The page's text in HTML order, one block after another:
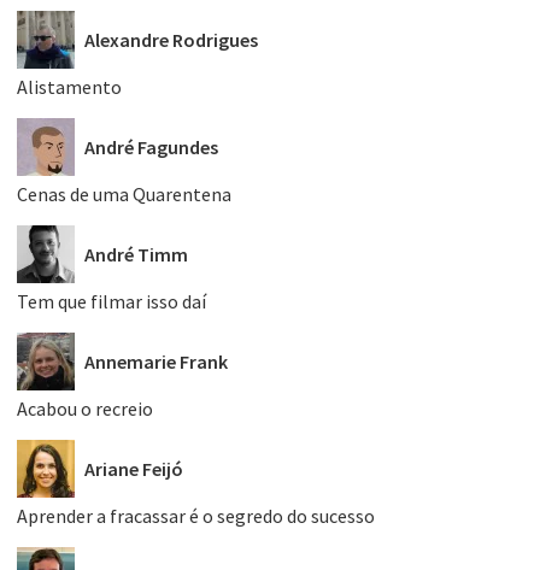
Alexandre Rodrigues
Alistamento
André Fagundes
Cenas de uma Quarentena
André Timm
Tem que filmar isso daí
Annemarie Frank
Acabou o recreio
Ariane Feijó
Aprender a fracassar é o segredo do sucesso